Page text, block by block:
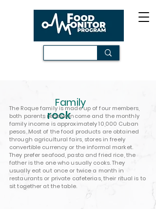
Family
rock
The Roque family is made up of four members,
both parents receive income and the monthly
family income is approximately 10,000 Cuban
pesos. Most of the food products are obtained
through agricultural fairs, stores in freely
convertible currency or the informal market.
They prefer seafood, pasta and fried rice, the
father is the one who usually cooks. They
usually eat out once or twice a month in
restaurants or private cafeterias, their ritual is to
sit together at the table.